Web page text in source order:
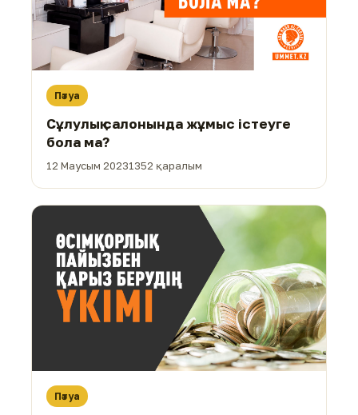
Пәтуа
Сұлулық салонында жұмыс істеуге
бола ма?
12 Маусым 20231352 қаралым
Пәтуа